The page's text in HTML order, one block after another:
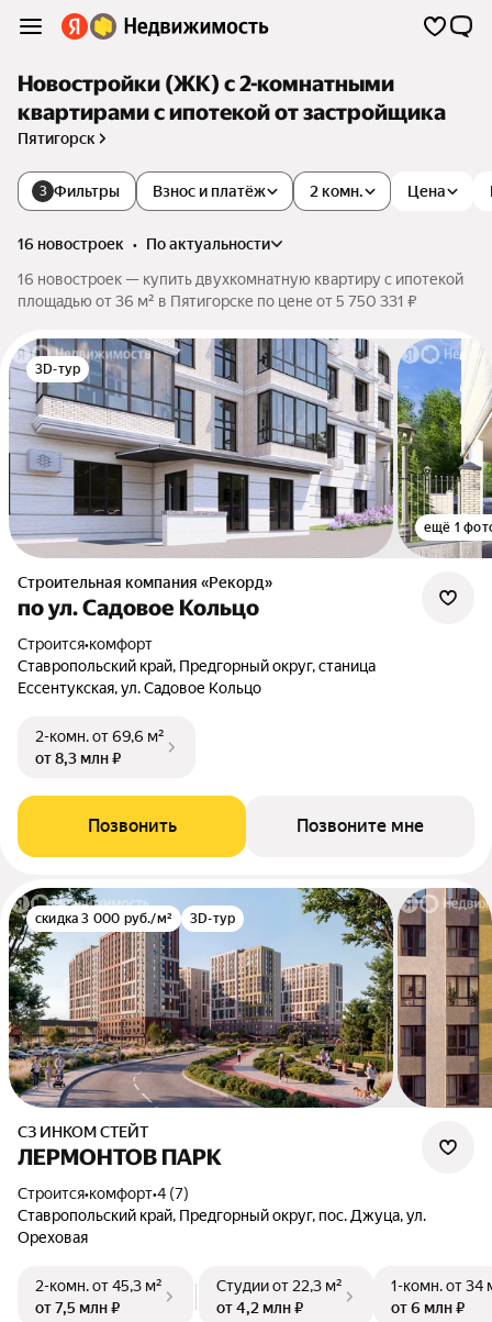
Новостройки (ЖК) с 2-комнатными
квартирами с ипотекой от застройщика
Пятигорск
3 Фильтры Цена
Взнос и платёж 2 комн.
16 новостроек •
по актуальности
16 новостроек — купить двухкомнатную квартиру с ипотекой
площадью от 36 м² в Пятигорске по цене от 5 750 331 ₽
3D-тур
ещё 1
Строительная компания «Рекорд»
по ул. Садовое Кольцо
Строится•комфорт
Ставропольский край, Предгорный округ, станица
Ессентукская, ул. Садовое Кольцо
2-комн.от 69,6 м²
от 8,3 млн ₽
Позвонить Позвоните мне
скидка 3 000 руб./м² 3D-тур
СЗ ИНКОМ СТЕЙТ
ЛЕРМОНТОВ ПАРК
Строится•комфорт•4 (7)
Ставропольский край, Предгорный округ, пос. Джуца, ул.
Ореховая
2-комн.от 45,3 м²
от 7,5 млн ₽
Студииот 22,3 м²
от 4,2 млн ₽
1-комн.от 34
от 6 млн ₽